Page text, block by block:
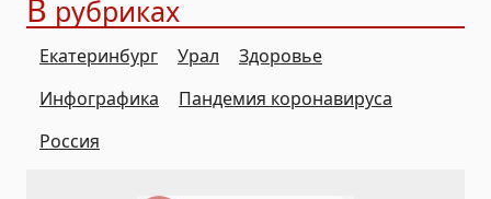
В рубриках
Екатеринбург Урал
Здоровье
Инфографика
Пандемия коронавируса
Россия